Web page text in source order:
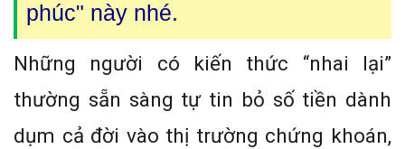
phúc" này nhé.
Những người có kiến thức “nhai lại”
thường sẵn sàng tự tin bỏ số tiền dành
dụm cả đời vào thị trường chứng khoán,